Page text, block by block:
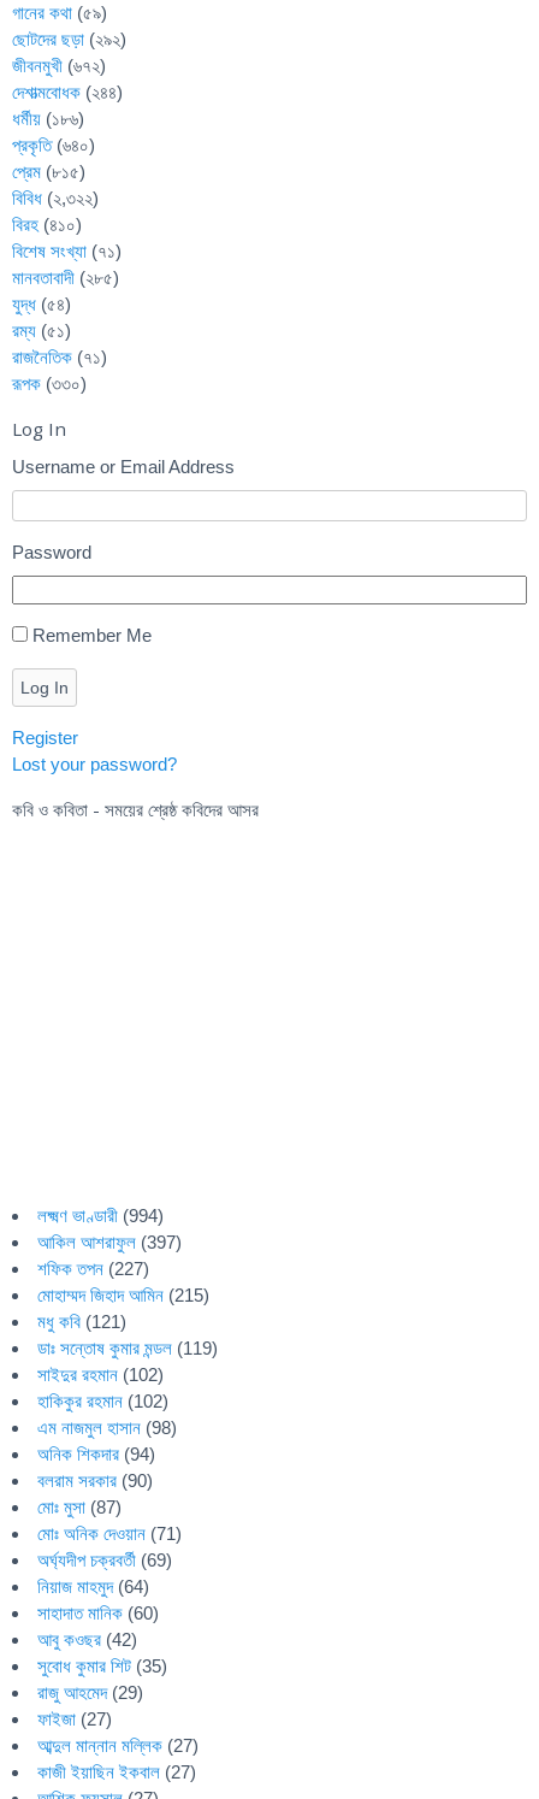
গানের কথা (৫৯)
ছোটদের ছড়া (২৯২)
জীবনমুখী (৬৭২)
দেশাত্মবোধক (২৪৪)
ধর্মীয় (১৮৬)
প্রকৃতি(৬৪০)
প্রেম (৮১৫)
বিবিধ (২,৩২২)
বিরহ (৪১০)
বিশেষ সংখ্যা (৭১)
মানবতাবাদী (২৮৫)
যুদ্ধ (৫৪)
রম্য (৫১)
রাজনৈতিক (৭১)
রূপক (৩৩০)
Log In
Username or Email Address
Password
Remember Me
Log In
Register
Lost your password?
কবি ও কবিতা - সময়ের শ্রেষ্ঠ কবিদের আসর
লক্ষ্মণ ভাণ্ডারী (994)
আকিল আশরাফুল (397)
শফিক তপন (227)
মোহাম্মদ জিহাদ আমিন (215)
মধু কবি (121)
ডাঃ সন্তোষ কুমার মন্ডল (119)
সাইদুর রহমান (102)
হাকিকুর রহমান (102)
এম নাজমুল হাসান (98)
অনিক শিকদার (94)
বলরাম সরকার (90)
মোঃ মুসা (87)
মোঃ অনিক দেওয়ান (71)
অর্ঘ্যদীপ চক্রবর্তী (69)
নিয়াজ মাহমুদ(64)
সাহাদাত মানিক (60)
আবু কওছর (42)
সুবোধ কুমার শিট (35)
রাজু আহমেদ(29)
ফাইজা (27)
আব্দুল মান্নান মল্লিক (27)
কাজী ইয়াছিন ইকবাল (27)